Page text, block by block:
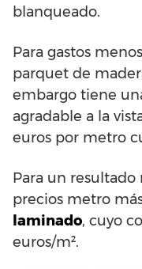
blanqueado.
Para gastos
parquet de
embargo tiene
agradable a la
euros por metro
Para un resultado
precios metro
laminado, cuyo
euros/m².